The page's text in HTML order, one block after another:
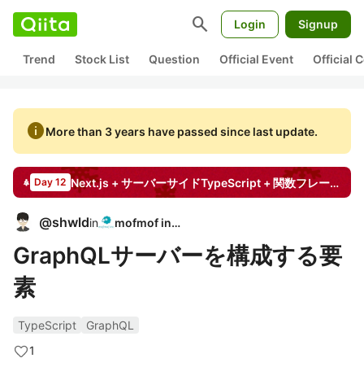
search Login Signup
Trend Stock List Question Official Event Official
infoMore than 3 years have passed since last update.
Day 12 Next.js + サーバーサイドTypeScript + 関数フレーバーでクリーンなアプリを作ったので実装意図とか書く
@shwldin mofmof inc.
GraphQLサーバーを構成する要
素
TypeScript
GraphQL
1